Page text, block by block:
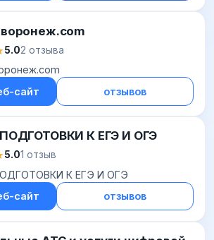
5.02 отзыва
сайт
отзывов
К ЕГЭ И ОГЭ
5.01 отзыв
К ЕГЭ И ОГЭ
сайт
отзывов